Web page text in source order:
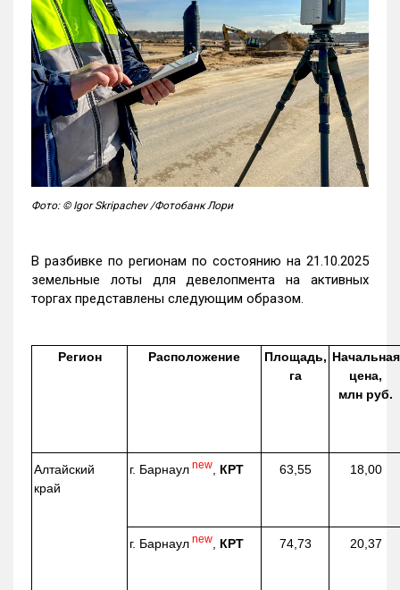
Фото: © Igor Skripachev /Фотобанк Лори
В разбивке по регионам по состоянию на 21.10.2025
земельные лоты для девелопмента на активных
торгах представлены следующим образом.
Регион Расположение
Площадь,
га
Начальная
цена,
млн руб.
Алтайский
край
г. Барнаул new КРТ 63,55 18,00
г. Барнаул new КРТ 74,73 20,37